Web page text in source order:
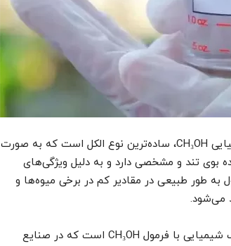
متانول (Methanol) یا الکل متیلیک، با فرمول شیمیایی CH₃OH، ساده‌ترین نوع الکل است که به صورت
بوی تند و مشخصی دارد و به دلیل ویژگی‌های
به طور طبیعی در مقادیر کم در برخی میوه‌ها و
می‌شود.
متانول که به‌نام الکل چوب نیز شناخته می‌شود، یک ترکیب شیمیایی با فرمول CH₃OH است که در صنایع